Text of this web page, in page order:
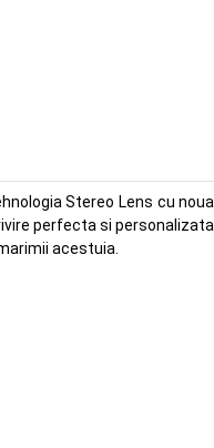
Stereo Lens cu
perfecta si
acestuia.